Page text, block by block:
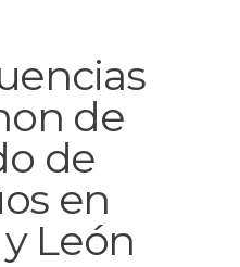
de
de
en
León